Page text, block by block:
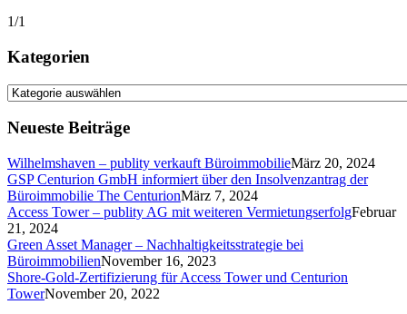
1/1
Kategorien
Kategorien
Neueste Beiträge
Wilhelmshaven – publity verkauft BüroimmobilieMärz 20, 2024
GSP Centurion GmbH informiert über den Insolvenzantrag der
Büroimmobilie The CenturionMärz 7, 2024
Access Tower – publity AG mit weiteren VermietungserfolgFebruar
21, 2024
Green Asset Manager – Nachhaltigkeitsstrategie bei
BüroimmobilienNovember 16, 2023
Shore-Gold-Zertifizierung für Access Tower und Centurion
TowerNovember 20, 2022